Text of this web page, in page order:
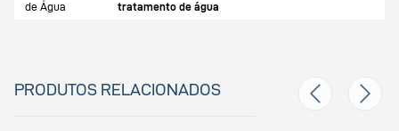
de Água
tratamento de água
PRODUTOS RELACIONADOS